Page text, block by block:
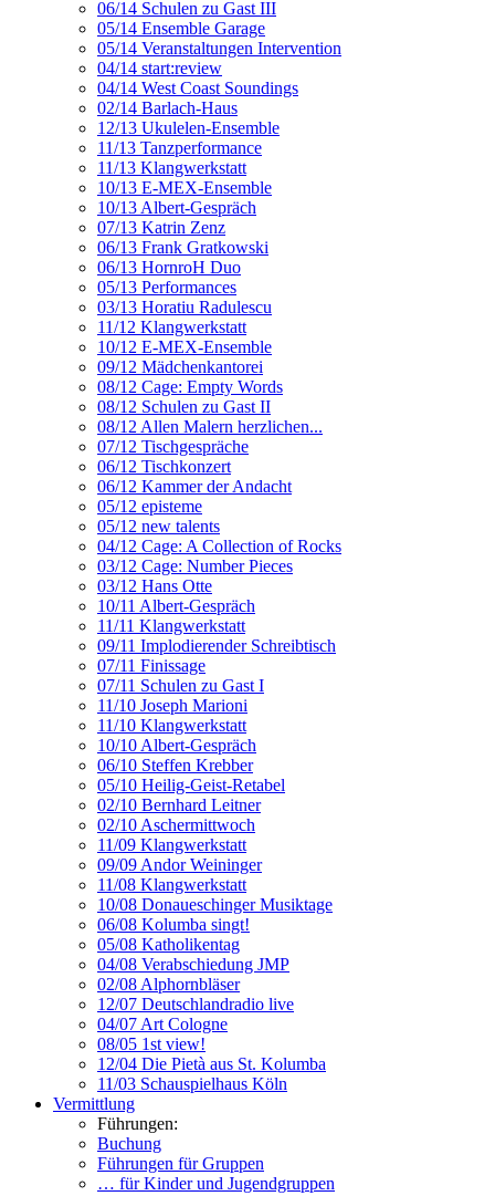
06/14 Schulen zu Gast III
05/14 Ensemble Garage
05/14 Veranstaltungen Intervention
04/14 start:review
04/14 West Coast Soundings
02/14 Barlach-Haus
12/13 Ukulelen-Ensemble
11/13 Tanzperformance
11/13 Klangwerkstatt
10/13 E-MEX-Ensemble
10/13 Albert-Gespräch
07/13 Katrin Zenz
06/13 Frank Gratkowski
06/13 HornroH Duo
05/13 Performances
03/13 Horatiu Radulescu
11/12 Klangwerkstatt
10/12 E-MEX-Ensemble
09/12 Mädchenkantorei
08/12 Cage: Empty Words
08/12 Schulen zu Gast II
08/12 Allen Malern herzlichen...
07/12 Tischgespräche
06/12 Tischkonzert
06/12 Kammer der Andacht
05/12 episteme
05/12 new talents
04/12 Cage: A Collection of Rocks
03/12 Cage: Number Pieces
03/12 Hans Otte
10/11 Albert-Gespräch
11/11 Klangwerkstatt
09/11 Implodierender Schreibtisch
07/11 Finissage
07/11 Schulen zu Gast I
11/10 Joseph Marioni
11/10 Klangwerkstatt
10/10 Albert-Gespräch
06/10 Steffen Krebber
05/10 Heilig-Geist-Retabel
02/10 Bernhard Leitner
02/10 Aschermittwoch
11/09 Klangwerkstatt
09/09 Andor Weininger
11/08 Klangwerkstatt
10/08 Donaueschinger Musiktage
06/08 Kolumba singt!
05/08 Katholikentag
04/08 Verabschiedung JMP
02/08 Alphornbläser
12/07 Deutschlandradio live
04/07 Art Cologne
08/05 1st view!
12/04 Die Pietà aus St. Kolumba
11/03 Schauspielhaus Köln
Vermittlung
Führungen:
Buchung
Führungen für Gruppen
… für Kinder und Jugendgruppen